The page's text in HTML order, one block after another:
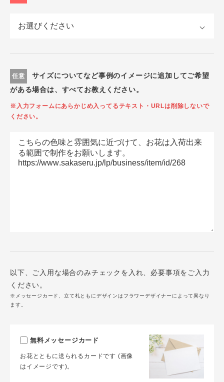
任意
サイズについてなど事例のイメージに追加してご希望
がある場合は、すべてお教えください。
※入力フォームにあらかじめ入ってるテキスト・URLは削除しないで
ください。
以下、ご入用な場合のみチェックを入れ、必要事項をご入力
ください。
※メッセージカード、立て札ともにデザインはフラワーデザイナーによって異なり
ます。
無料メッセージカード
お花とともに送られるカードです (画像
はイメージです)。